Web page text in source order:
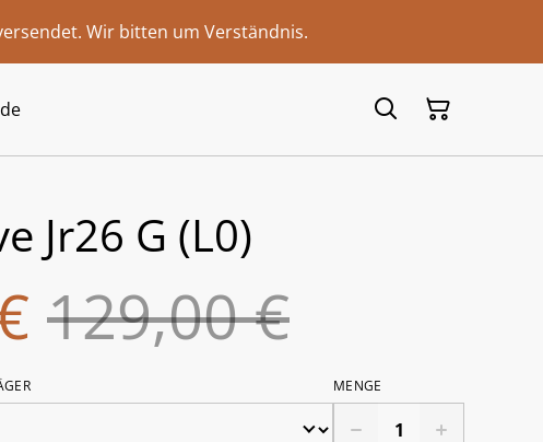
Wir bitten um Verständnis.
Jr26 G (L0)
129,00 €
MENGE